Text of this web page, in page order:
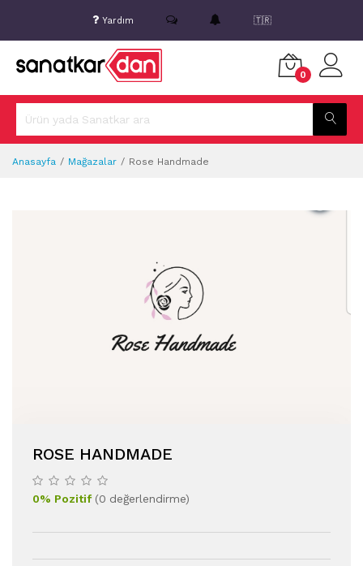
Yardım 🇹🇷
0
Anasayfa Mağazalar Rose Handmade
ROSE HANDMADE
0% Pozitif(0 değerlendirme)